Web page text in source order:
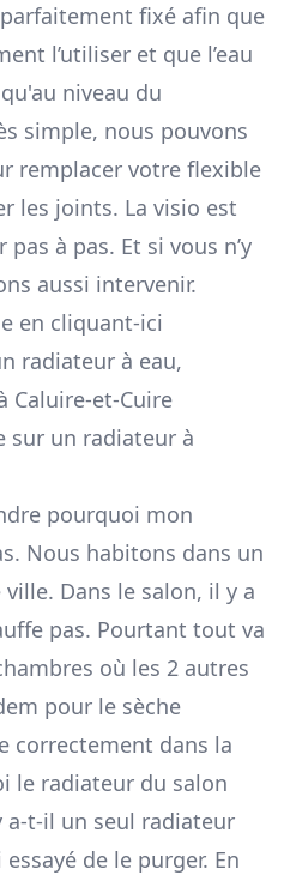
fixé afin que
l’utiliser et que l’eau
niveau du
simple, nous pouvons
remplacer votre flexible
les joints. La visio est
à pas. Et si vous n’y
aussi intervenir.
en cliquant-ici
radiateur à eau,
Caluire-et-Cuire
sur un radiateur à
pourquoi mon
Nous habitons dans un
Dans le salon, il y a
pas. Pourtant tout va
où les 2 autres
pour le sèche
correctement dans la
le radiateur du salon
a-t-il un seul radiateur
essayé de le purger. En